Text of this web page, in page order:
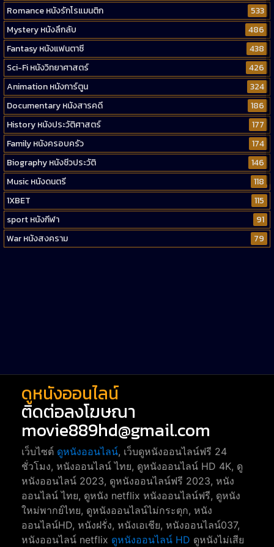
Romance หนังรักโรแมนติก
533
Mystery หนังลึกลับ
486
Fantasy หนังแฟนตาซี
438
Sci-Fi หนังวิทยาศาสตร์
426
Animation หนังการ์ตูน
324
Documentary หนังสารคดี
186
History หนังประวัติศาสตร์
177
Family หนังครอบครัว
174
Biography หนังชีวประวัติ
146
Music หนังดนตรี
118
1XBET
115
sport หนังกีฬา
91
War หนังสงคราม
79
ดูหนังออนไลน์
ติดต่อลงโฆษณา
movie889hd@gmail.com
เว็บไซต์ ดูหนังออนไลน์, เว็บดูหนังออนไลน์ฟรี 24
ชั่วโมง, หนังออนไลน์ ไทย, ดูหนังออนไลน์ HD 4K, ดู
หนังออนไลน์ 2023, ดูหนังออนไลน์ฟรี 2023, หนัง
ออนไลน์ ไทย, ดูหนัง netflix หนังออนไลน์ฟรี, ดูหนัง
ใหม่พากย์ไทย, ดูหนังออนไลน์ไม่กระตุก, หนัง
ออนไลน์HD, หนังฝรั่ง, หนังเอเชีย, หนังออนไลน์037,
หนังออนไลน์ netflix ดูหนังออนไลน์ HD ดูหนังไม่เสีย